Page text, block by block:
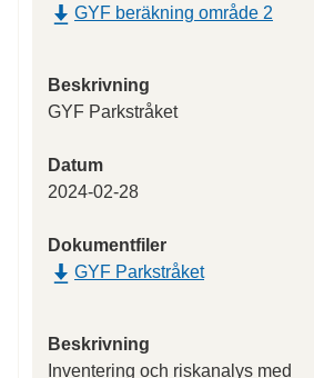
GYF beräkning område 2
Beskrivning
GYF Parkstråket
Datum
2024-02-28
Dokumentfiler
GYF Parkstråket
Beskrivning
Inventering och riskanalys med